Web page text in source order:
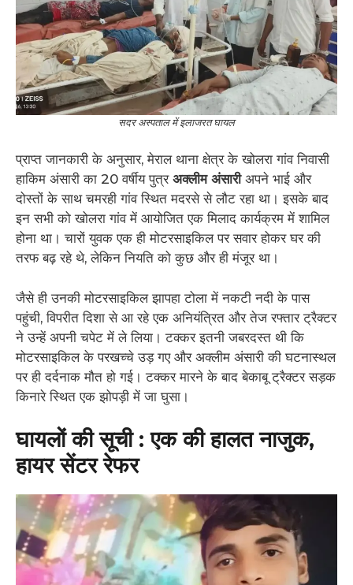
सदर अस्पताल में इलाजरत घायल
प्राप्त जानकारी के अनुसार, मेराल थाना क्षेत्र के खोलरा गांव निवासी
हाकिम अंसारी का 20 वर्षीय पुत्र अक्लीम अंसारीअपने भाई और
दोस्तों के साथ चमरही गांव स्थित मदरसे से लौट रहा था। इसके बाद
इन सभी को खोलरा गांव में आयोजित एक मिलाद कार्यक्रम में शामिल
होना था। चारों युवक एक ही मोटरसाइकिल पर सवार होकर घर की
तरफ बढ़ रहे थे, लेकिन नियति को कुछ और ही मंजूर था।
जैसे ही उनकी मोटरसाइकिल झापहा टोला में नकटी नदी के पास
पहुंची, विपरीत दिशा से आ रहे एक अनियंत्रित और तेज रफ्तार ट्रैक्टर
ने उन्हें अपनी चपेट में ले लिया। टक्कर इतनी जबरदस्त थी कि
मोटरसाइकिल के परखच्चे उड़ गए और अक्लीम अंसारी की घटनास्थल
पर ही दर्दनाक मौत हो गई। टक्कर मारने के बाद बेकाबू ट्रैक्टर सड़क
किनारे स्थित एक झोपड़ी में जा घुसा।
घायलों की सूची : एक की हालत नाजुक,
हायर सेंटर रेफर